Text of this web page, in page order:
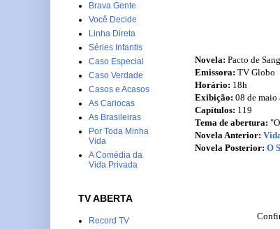
Novela: Pacto de
Emissora: TV Globo
Horário: 18h
Exibição: 08 de maio
Capítulos: 119
Tema de abertura:
Novela Anterior:
Novela Posterior: O
C
Brava Gente
Você Decide
Linha Direta
Séries Infantis
Caso Especial
Caso Verdade
Casos e Acasos
As Cariocas
As Brasileiras
Por Toda Minha
Vida
A Comédia da
Vida Privada
TV ABERTA
Record TV